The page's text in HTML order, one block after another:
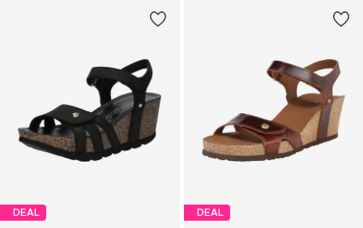
DEAL DEAL